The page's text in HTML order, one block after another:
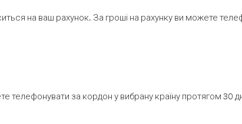
на ваш рахунок. За гроші на рахунку ви можете
телефонувати за кордон у вибрану країну протягом 30